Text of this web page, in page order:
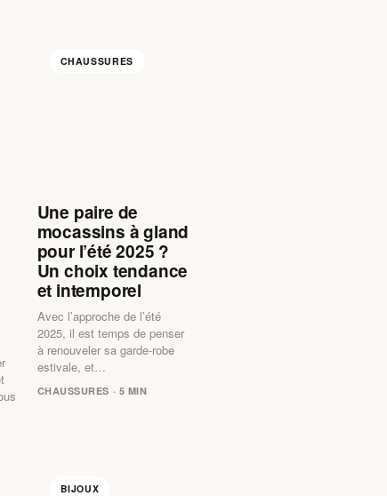
CHAUSSURES
Une paire de
mocassins à gland
pour l’été 2025 ?
Un choix tendance
et intemporel
Avec l’approche de l’été
2025, il est temps de penser
à renouveler sa garde-robe
estivale, et…
CHAUSSURES · 5 MIN
BIJOUX